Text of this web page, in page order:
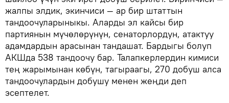
жалпы элдик, экинчиси — ар бир штаттын
тандоочуларыныкы. Аларды эл кайсы бир
партиянын мүчөлөрүнүн, сенаторлордун, атактуу
адамдардын арасынан тандашат. Бардыгы болуп
АКШда 538 тандоочу бар. Талапкерлердин кимиси
тең жарымынан көбүн, тагыраагы, 270 добуш алса
тандоочулардын добушу менен жеңди деп
эсептелет.